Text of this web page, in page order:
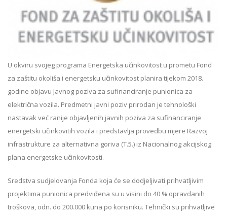
U okviru svojeg programa Energetska učinkovitost u prometu Fond
za zaštitu okoliša i energetsku učinkovitost planira tijekom 2018.
godine objavu Javnog poziva za sufinanciranje punionica za
električna vozila. Predmetni javni poziv prirodan je tehnološki
nastavak već ranije objavljenih javnih poziva za sufinanciranje
energetski učinkovitih vozila i predstavlja provedbu mjere Razvoj
infrastrukture za alternativna goriva (T.5.) iz Nacionalnog akcijskog
plana energetske učinkovitosti.
Sredstva sudjelovanja Fonda koja će se dodjeljivati prihvatljivim
projektima punionica predviđena su u visini do 40 % opravdanih
troškova, odn. do 200.000 kuna po korisniku. Tehnički su prihvatljive